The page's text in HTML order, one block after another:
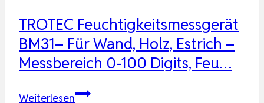
Mauerwerk,
Estrich
&
Beton
–
TROTEC Feuchtigkeitsmessgerät
BM31– Für Wand, Holz, Estrich –
Messbereich 0-100 Digits, Feu…
WeiterlesenTROTEC